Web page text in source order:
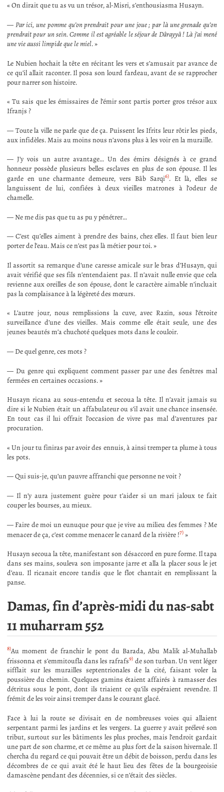
« On dirait que tu as vu un trésor, al-Misri, s’enthousiasma Husayn.
— Par ici, une pomme qu’on prendrait pour une joue ; par là une grenade qu’on
prendrait pour un sein. Comme il est agréable le séjour de Dârayyâ ! Là j’ai mené
une vie aussi limpide que le miel. »
Le Nubien hochait la tête en récitant les vers et s’amusait par avance de
ce qu’il allait raconter. Il posa son lourd fardeau, avant de se rapprocher
pour narrer son histoire.
« Tu sais que les émissaires de l’émir sont partis porter gros trésor aux
Ifranjs ?
— Toute la ville ne parle que de ça. Puissent les Ifrits leur rôtir les pieds,
aux infidèles. Mais au moins nous n’avons plus à les voir en la muraille.
— J’y vois un autre avantage… Un des émirs désignés à ce grand
honneur possède plusieurs belles esclaves en plus de son épouse. Il les
garde en une charmante demeure, vers Bâb Sarqi6). Et là, elles se
languissent de lui, confiées à deux vieilles matrones à l’odeur de
chamelle.
— Ne me dis pas que tu as pu y pénétrer…
— C’est qu’elles aiment à prendre des bains, chez elles. Il faut bien leur
porter de l’eau. Mais ce n’est pas là métier pour toi. »
Il assortit sa remarque d’une caresse amicale sur le bras d’Husayn, qui
avait vérifié que ses fils n’entendaient pas. Il n’avait nulle envie que cela
revienne aux oreilles de son épouse, dont le caractère aimable n’incluait
pas la complaisance à la légèreté des mœurs.
« L’autre jour, nous remplissions la cuve, avec Razin, sous l’étroite
surveillance d’une des vieilles. Mais comme elle était seule, une des
jeunes beautés m’a chuchoté quelques mots dans le couloir.
— De quel genre, ces mots ?
— Du genre qui expliquent comment passer par une des fenêtres mal
fermées en certaines occasions. »
Husayn ricana au sous-entendu et secoua la tête. Il n’avait jamais su
dire si le Nubien était un affabulateur ou s’il avait une chance insensée.
En tout cas il lui offrait l’occasion de vivre pas mal d’aventures par
procuration.
« Un jour tu finiras par avoir des ennuis, à ainsi tremper ta plume à tous
les pots.
— Qui suis-je, qu’un pauvre affranchi que personne ne voit ?
— Il n’y aura justement guère pour t’aider si un mari jaloux te fait
couper les bourses, au mieux.
— Faire de moi un eunuque pour que je vive au milieu des femmes ? Me
menacer de ça, c’est comme menacer le canard de la rivière !7) »
Husayn secoua la tête, manifestant son désaccord en pure forme. Il tapa
dans ses mains, souleva son imposante jarre et alla la placer sous le jet
d’eau. Il ricanait encore tandis que le flot chantait en remplissant la
panse.
Damas, fin d’après-midi du nas-sabt
11 muharram 552
8)Au moment de franchir le pont du Barada, Abu Malik al-Muhallab
frissonna et s’emmitoufla dans les rafrafs9) de son turban. Un vent léger
sifflait sur les murailles septentrionales de la cité, faisant voler la
poussière du chemin. Quelques gamins étaient affairés à ramasser des
détritus sous le pont, dont ils triaient ce qu’ils espéraient revendre. Il
frémit de les voir ainsi tremper dans le courant glacé.
Face à lui la route se divisait en de nombreuses voies qui allaient
serpentant parmi les jardins et les vergers. La guerre y avait prélevé son
tribut, surtout sur les bâtiments les plus proches, mais l’endroit gardait
une part de son charme, et ce même au plus fort de la saison hivernale. Il
chercha du regard ce qui pouvait être un débit de boisson, perdu dans les
décombres de ce qui avait été le haut lieu des fêtes de la bourgeoisie
damascène pendant des décennies, si ce n’était des siècles.